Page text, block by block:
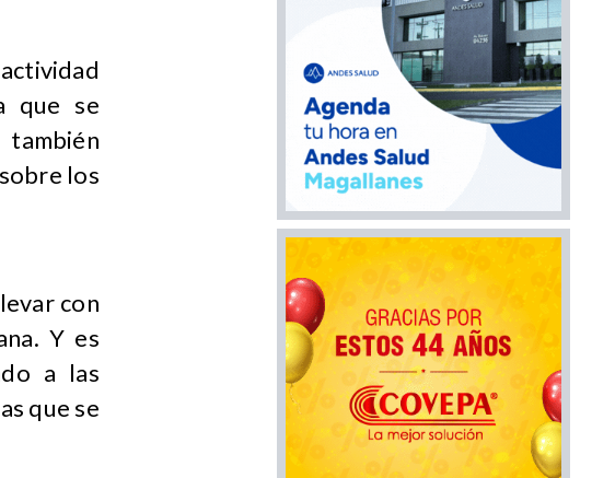
que se
también
los
con
Y es
a las
que se